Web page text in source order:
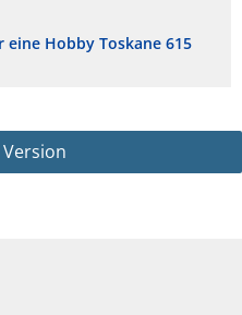
Hobby Toskane 615